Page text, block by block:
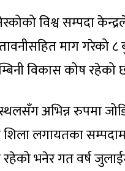
विश्व सम्पदा
माग गरेको
विकास कोष रहेको
अभिन्न रुपमा
शिला लगायतका
भनेर गत वर्ष